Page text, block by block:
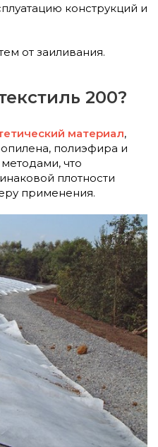
конструкций и
от заиливания.
200?
материал,
полиэфира и
что
плотности
применения.